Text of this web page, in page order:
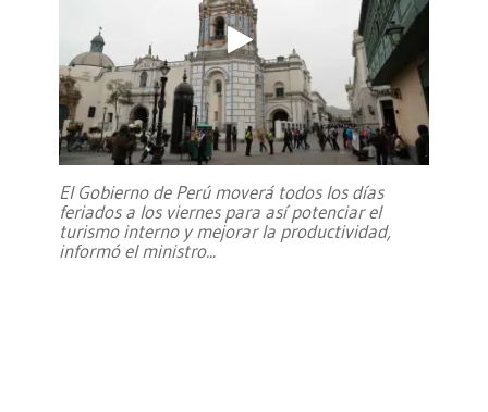
El Gobierno de Perú moverá todos los días
feriados a los viernes para así potenciar el
turismo interno y mejorar la productividad,
informó el ministro...